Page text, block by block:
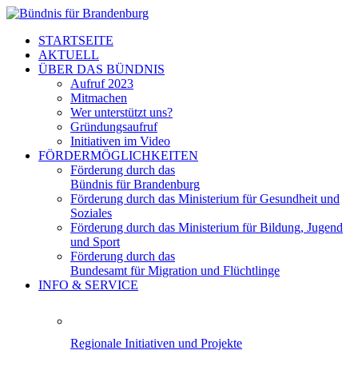
STARTSEITE
AKTUELL
ÜBER DAS BÜNDNIS
Aufruf 2023
Mitmachen
Wer unterstützt uns?
Gründungsaufruf
Initiativen im Video
FÖRDERMÖGLICHKEITEN
Förderung durch das
Bündnis für Brandenburg
Förderung durch das Ministerium für Gesundheit und
Soziales
Förderung durch das Ministerium für Bildung, Jugend
und Sport
Förderung durch das
Bundesamt für Migration und Flüchtlinge
INFO & SERVICE
Regionale Initiativen und Projekte